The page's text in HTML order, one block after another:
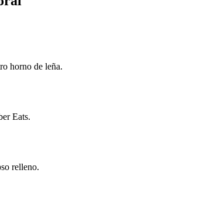
horno de leña.
Eats.
relleno.